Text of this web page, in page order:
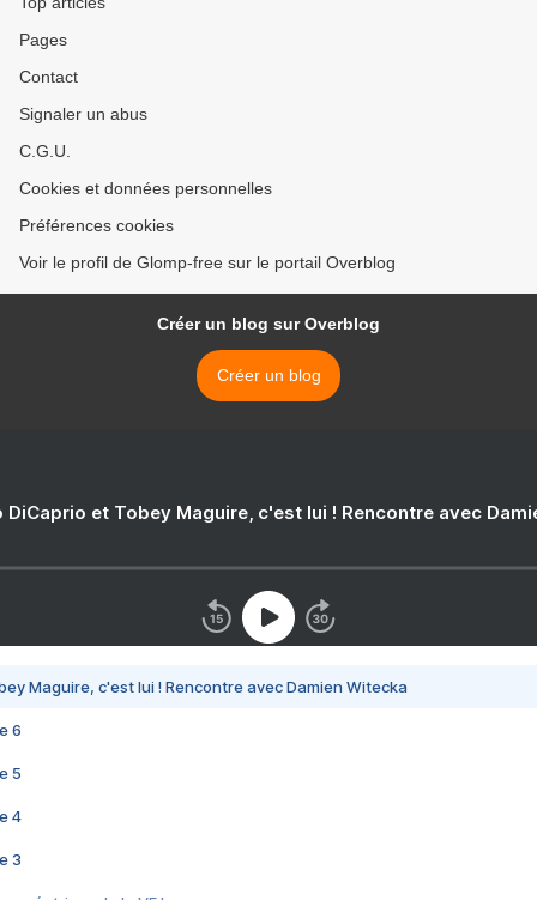
Pages
Contact
Signaler un abus
C.G.U.
Cookies et données personnelles
Préférences cookies
Voir le profil de Glomp-free sur le portail Overblog
Créer un blog sur Overblog
Créer un blog
DiCaprio et Tobey Maguire, c'est lui ! Rencontre avec
Maguire, c'est lui ! Rencontre avec Damien Witecka
6
5
4
3